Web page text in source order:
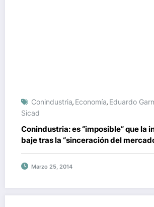
Conindustria, Economía, Eduardo
Sicad
Conindustria: es “imposible” que la
baje tras la “sinceración del
cambiario”
Marzo 25, 2014